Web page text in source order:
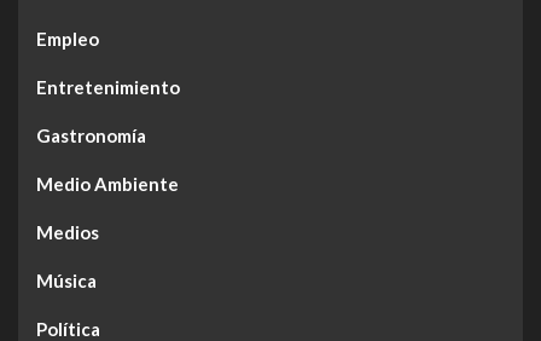
Empleo
Entretenimiento
Gastronomía
Medio Ambiente
Medios
Música
Política